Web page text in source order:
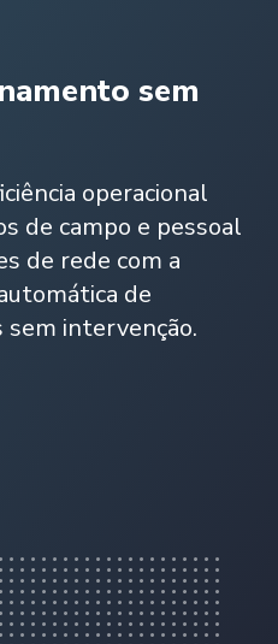
sem
operacional
de campo e pessoal
de rede com a
de
sem intervenção.